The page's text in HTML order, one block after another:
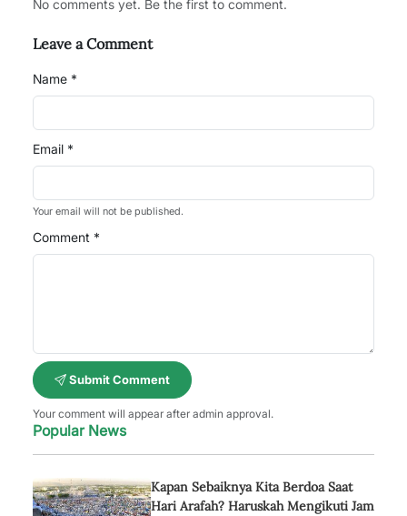
No comments yet. Be the first to comment.
Leave a Comment
Name *
Email *
Your email will not be published.
Comment *
Submit Comment
Your comment will appear after admin approval.
Popular News
Kapan Sebaiknya Kita Berdoa Saat
Hari Arafah? Haruskah Mengikuti Jam